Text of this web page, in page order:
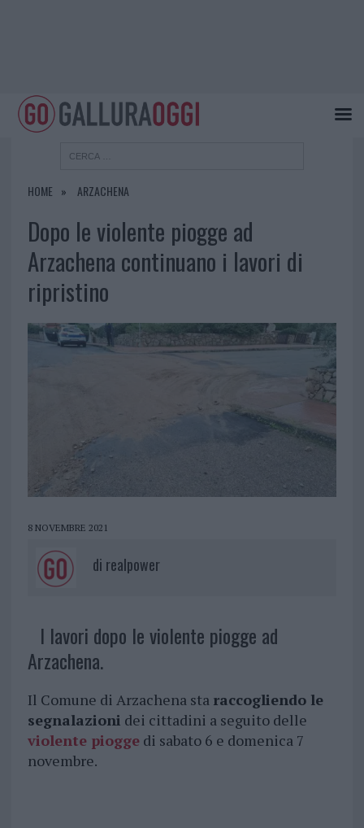
HOME ARZACHENA
Dopo le violente piogge ad
Arzachena continuano i lavori di
ripristino
8 NOVEMBRE 2021
di realpower
I lavori dopo le violente piogge ad
Arzachena.
Il Comune di Arzachena sta raccogliendo le
segnalazioni dei cittadini a seguito delle
violente pioggedi sabato 6 e domenica 7
novembre.